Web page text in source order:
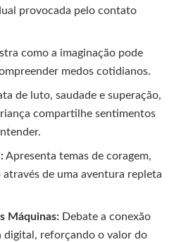
provocada pelo contato
como a imaginação pode
medos cotidianos.
de luto, saudade e superação,
compartilhe sentimentos
Apresenta temas de coragem,
de uma aventura repleta
Máquinas: Debate a conexão
digital, reforçando o valor do